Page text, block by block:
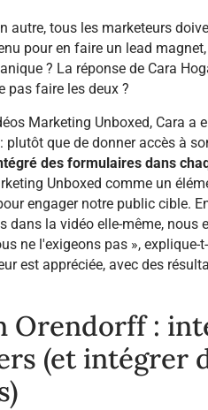
autre, tous les marketeurs
pour en faire un lead
? La réponse de Cara
pas faire les deux ?
Marketing Unboxed, Cara a
: plutôt que de donner accès à
des formulaires dans
Unboxed comme un
engager notre public cible.
dans la vidéo elle-même, nous
ne l'exigeons pas », explique-
est appréciée, avec des
Orendorff :
(et intégrer